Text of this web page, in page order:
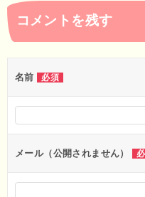
ナ
ビ
ー
ョ
コメントを残す
名前 必須
メール（公開されません）